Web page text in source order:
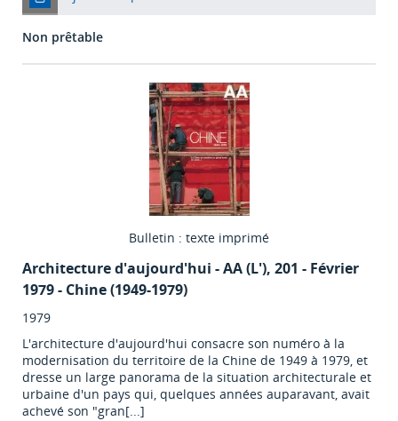
Non prêtable
Bulletin : texte imprimé
Architecture d'aujourd'hui - AA (L'), 201 - Février
1979 - Chine (1949-1979)
1979
L'architecture d'aujourd'hui consacre son numéro à la
modernisation du territoire de la Chine de 1949 à 1979, et
dresse un large panorama de la situation architecturale et
urbaine d'un pays qui, quelques années auparavant, avait
achevé son "gran[...]